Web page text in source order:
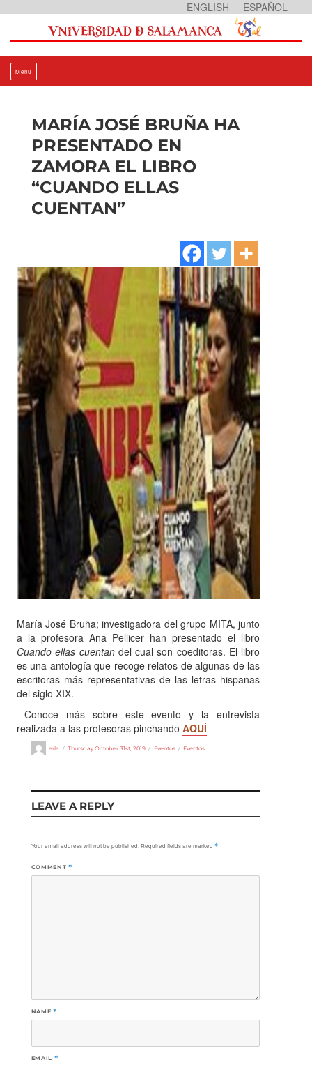
ESPAÑOL
ENGLISH
Menu
MARÍA JOSÉ BRUÑA HA
PRESENTADO EN
ZAMORA EL LIBRO
“CUANDO ELLAS
CUENTAN”
María José Bruña; investigadora del grupo MITA, junto
a la profesora Ana Pellicer han presentado el libro
Cuando ellas cuentandel cual son coeditoras. El libro
es una antología que recoge relatos de algunas de las
escritoras más representativas de las letras hispanas
del siglo XIX.
Conoce más sobre este evento y la entrevista
realizada a las profesoras pinchando AQUÍ
Author
erla
Posted
Thursday October 31st, 2019 Categories
Eventos Tags
Eventos
LEAVE A REPLY
Your email address will not be published. Required fields are marked *
COMMENT *
NAME *
EMAIL *